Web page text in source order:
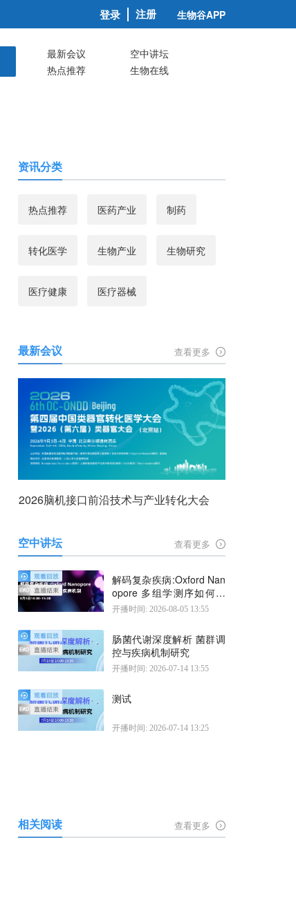
登录 注册 生物谷APP
最新会议
空中讲坛
热点推荐
生物在线
资讯分类
热点推荐 医药产业 制药
转化医学 生物产业 生物研究
医疗健康 医疗器械
最新会议 查看更多
2026脑机接口前沿技术与产业转化大会
空中讲坛 查看更多
解码复杂疾病:Oxford Nan
opore 多组学测序如何揭
示疾病机制
开播时间: 2026-08-05 13:55
肠菌代谢深度解析 菌群调
控与疾病机制研究
开播时间: 2026-07-14 13:55
测试
开播时间: 2026-07-14 13:25
相关阅读 查看更多